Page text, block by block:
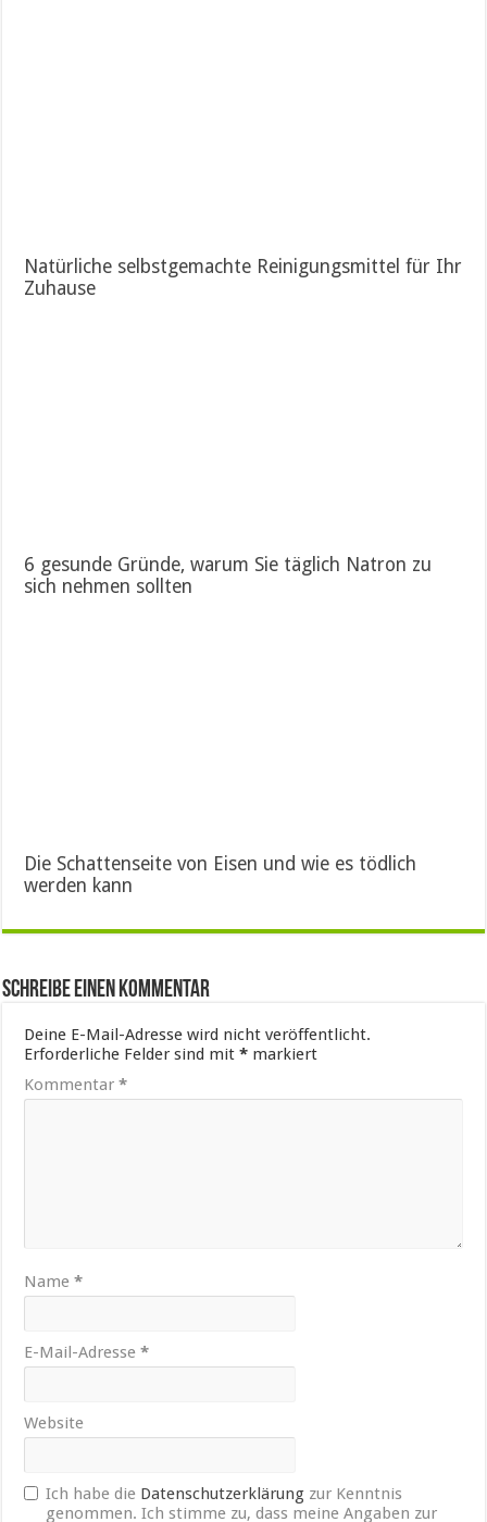
Natürliche selbstgemachte Reinigungsmittel für Ihr
Zuhause
6 gesunde Gründe, warum Sie täglich Natron zu
sich nehmen sollten
Die Schattenseite von Eisen und wie es tödlich
werden kann
Schreibe einen Kommentar
Deine E-Mail-Adresse wird nicht veröffentlicht.
Erforderliche Felder sind mit* markiert
Kommentar*
Name*
E-Mail-Adresse*
Website
Ich habe die Datenschutzerklärung zur Kenntnis
genommen. Ich stimme zu, dass meine Angaben zur